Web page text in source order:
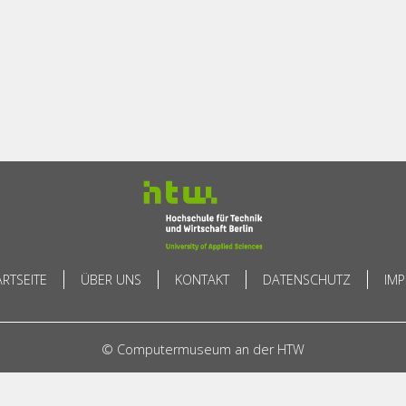
ÜBER UNS KONTAKT DATENSCHUTZ
© Computermuseum an der HTW